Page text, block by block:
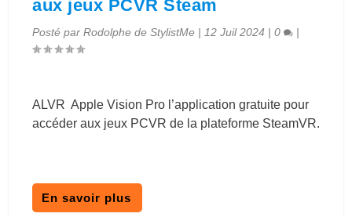
aux jeux PCVR Steam
Posté parRodolphe de StylistMe |12 Juil 2024 |0 |
ALVR Apple Vision Pro l’application gratuite pour
accéder aux jeux PCVR de la plateforme SteamVR.
En savoir plus